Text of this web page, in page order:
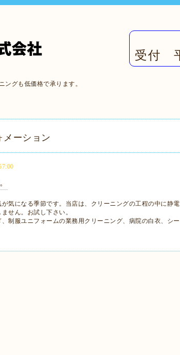
グも低価格で承ります。
受付
メーション
が気になる季節です。当店は、クリーニングの工程の中に静
せん。お試し下さい。
制服ユニフォームの業務用クリーニング、病院の白衣、シ